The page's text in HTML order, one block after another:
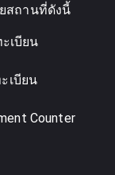
สถานที่ดังนี้
เบียน
เบียน
Counter